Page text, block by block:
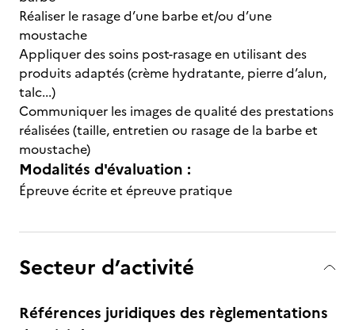
Réaliser le rasage d’une barbe et/ou d’une
moustache
Appliquer des soins post-rasage en utilisant des
produits adaptés (crème hydratante, pierre d’alun,
talc...)
Communiquer les images de qualité des prestations
réalisées (taille, entretien ou rasage de la barbe et
moustache)
Modalités d'évaluation :
Épreuve écrite et épreuve pratique
Secteur d’activité
Références juridiques des règlementations